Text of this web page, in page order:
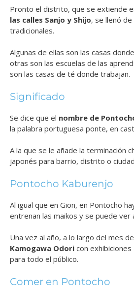
Pronto el distrito, que se extiende
las calles Sanjo y Shijo, se llenó
tradicionales.
Algunas de ellas son las casas
otras son las escuelas de las
son las casas de té donde trabajan.
Significado
Se dice que el nombre de
la palabra portuguesa ponte, en
A la que se le añade la terminación
japonés para barrio, distrito o
Pontocho Kaburenjo
Al igual que en Gion, en Pontocho
entrenan las maikos y se puede ver
Una vez al año, a lo largo del mes
Kamogawa Odori con
para todo el público.
Comer en Pontocho